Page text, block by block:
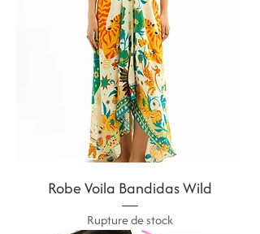
Robe Voila Bandidas Wild
Rupture de stock